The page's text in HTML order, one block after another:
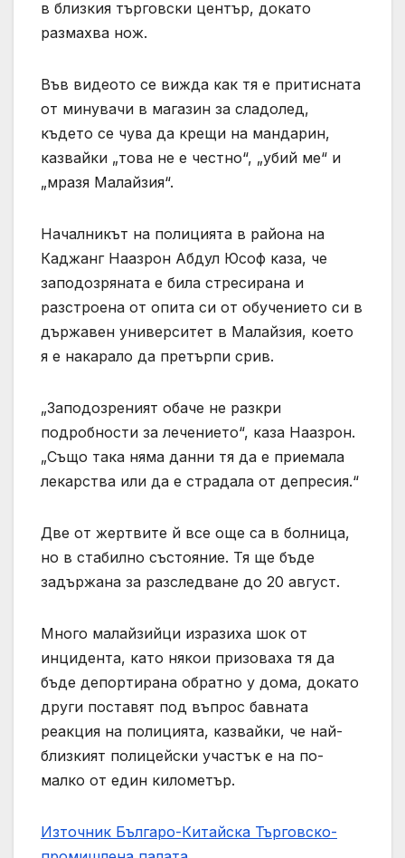
в близкия търговски център, докато
размахва нож.
Във видеото се вижда как тя е притисната
от минувачи в магазин за сладолед,
където се чува да крещи на мандарин,
казвайки „това не е честно“, „убий ме“ и
„мразя Малайзия“.
Началникът на полицията в района на
Каджанг Наазрон Абдул Юсоф каза, че
заподозряната е била стресирана и
разстроена от опита си от обучението си в
държавен университет в Малайзия, което
я е накарало да претърпи срив.
„Заподозреният обаче не разкри
подробности за лечението“, каза Наазрон.
„Също така няма данни тя да е приемала
лекарства или да е страдала от депресия.“
Две от жертвите й все още са в болница,
но в стабилно състояние. Тя ще бъде
задържана за разследване до 20 август.
Много малайзийци изразиха шок от
инцидента, като някои призоваха тя да
бъде депортирана обратно у дома, докато
други поставят под въпрос бавната
реакция на полицията, казвайки, че най-
близкият полицейски участък е на по-
малко от един километър.
Източник Българо-Китайска Търговско-